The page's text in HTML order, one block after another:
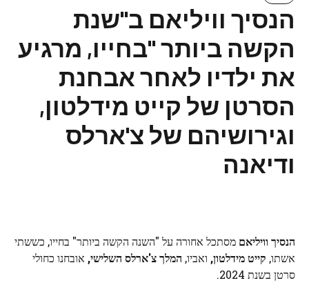
הנסיך וויליאם ב"שנת
הקשה ביותר "בחייו, מרגיע
את ילדיו לאחר אבחנת
הסרטן של קייט מידלטון,
וגירושיהם של צ'ארלס
ודיאנה
הנסיך וויליאם מסתכל אחורה על "השנה הקשה ביותר" בחייו, כששתי
אשתו, קייט מידלטון, ואביו, המלך צ'ארלס השלישי, אובחנו כחולי
סרטן בשנת 2024.